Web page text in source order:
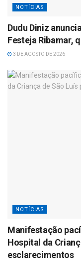
NOTÍCIAS
Dudu Diniz
Festeja Ribamar,
3 DE AGOSTO DE 2026
NOTÍCIAS
Manifestação
Hospital da
esclarecimentos